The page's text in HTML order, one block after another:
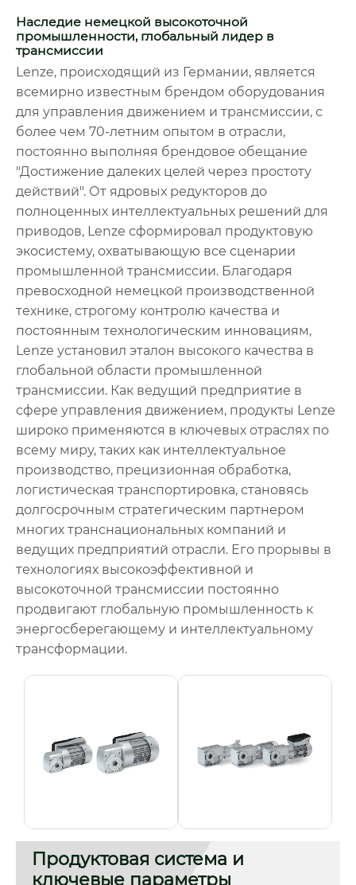
Наследие немецкой высокоточной
промышленности, глобальный лидер в
трансмиссии
Lenze, происходящий из Германии, является
всемирно известным брендом оборудования
для управления движением и трансмиссии, с
более чем 70-летним опытом в отрасли,
постоянно выполняя брендовое обещание
"Достижение далеких целей через простоту
действий". От ядровых редукторов до
полноценных интеллектуальных решений для
приводов, Lenze сформировал продуктовую
экосистему, охватывающую все сценарии
промышленной трансмиссии. Благодаря
превосходной немецкой производственной
технике, строгому контролю качества и
постоянным технологическим инновациям,
Lenze установил эталон высокого качества в
глобальной области промышленной
трансмиссии. Как ведущий предприятие в
сфере управления движением, продукты Lenze
широко применяются в ключевых отраслях по
всему миру, таких как интеллектуальное
производство, прецизионная обработка,
логистическая транспортировка, становясь
долгосрочным стратегическим партнером
многих транснациональных компаний и
ведущих предприятий отрасли. Его прорывы в
технологиях высокоэффективной и
высокоточной трансмиссии постоянно
продвигают глобальную промышленность к
энергосберегающему и интеллектуальному
трансформации.
Продуктовая система и
ключевые параметры